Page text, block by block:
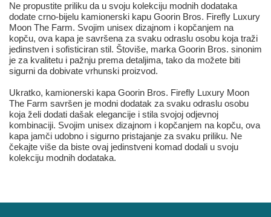
Ne propustite priliku da u svoju kolekciju modnih dodataka
dodate crno-bijelu kamionerski kapu Goorin Bros. Firefly Luxury
Moon The Farm. Svojim unisex dizajnom i kopčanjem na
kopču, ova kapa je savršena za svaku odraslu osobu koja traži
jedinstven i sofisticiran stil. Štoviše, marka Goorin Bros. sinonim
je za kvalitetu i pažnju prema detaljima, tako da možete biti
sigurni da dobivate vrhunski proizvod.
Ukratko, kamionerski kapa Goorin Bros. Firefly Luxury Moon
The Farm savršen je modni dodatak za svaku odraslu osobu
koja želi dodati dašak elegancije i stila svojoj odjevnoj
kombinaciji. Svojim unisex dizajnom i kopčanjem na kopču, ova
kapa jamči udobno i sigurno pristajanje za svaku priliku. Ne
čekajte više da biste ovaj jedinstveni komad dodali u svoju
kolekciju modnih dodataka.